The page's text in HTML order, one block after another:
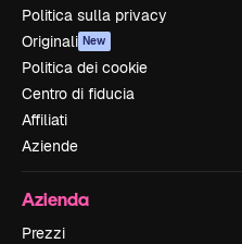
Politica sulla privacy
Originali New
Politica dei cookie
Centro di fiducia
Affiliati
Aziende
Azienda
Prezzi